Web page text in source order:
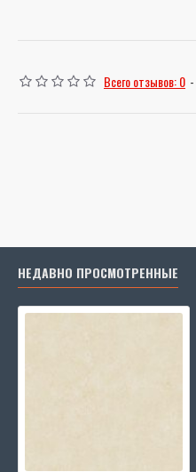
Всего отзывов: 0 -
НЕДАВНО ПРОСМОТРЕННЫЕ